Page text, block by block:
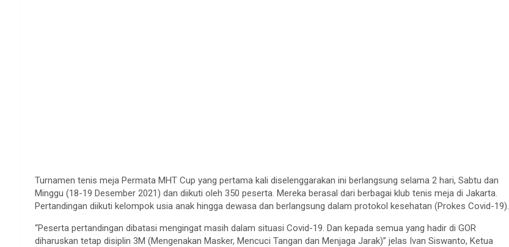
Turnamen tenis meja Permata MHT Cup yang pertama kali diselenggarakan ini berlangsung selama 2 hari, Sabtu dan
Minggu (18-19 Desember 2021) dan diikuti oleh 350 peserta. Mereka berasal dari berbagai klub tenis meja di Jakarta.
Pertandingan diikuti kelompok usia anak hingga dewasa dan berlangsung dalam protokol kesehatan (Prokes Covid-19).
“Peserta pertandingan dibatasi mengingat masih dalam situasi Covid-19. Dan kepada semua yang hadir di GOR
diharuskan tetap disiplin 3M (Mengenakan Masker, Mencuci Tangan dan Menjaga Jarak)” jelas Ivan Siswanto, Ketua